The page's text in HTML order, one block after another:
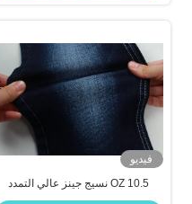
فيديو
10.5 OZ نسيج جينز عالي التمدد
للنساء جينز نسيج صناعة في الصين